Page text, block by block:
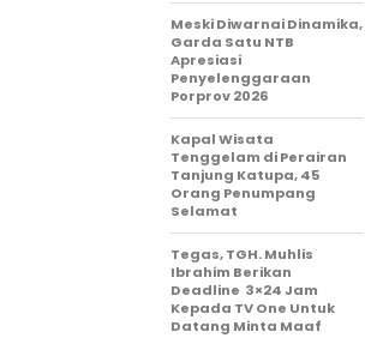
Meski Diwarnai Dinamika,
Garda Satu NTB
Apresiasi
Penyelenggaraan
Porprov 2026 ‎
Kapal Wisata
Tenggelam di Perairan
Tanjung Katupa, 45
Orang Penumpang
Selamat
Tegas, TGH. Muhlis
Ibrahim Berikan
Deadline 3×24 Jam
Kepada TV One Untuk
Datang Minta Maaf